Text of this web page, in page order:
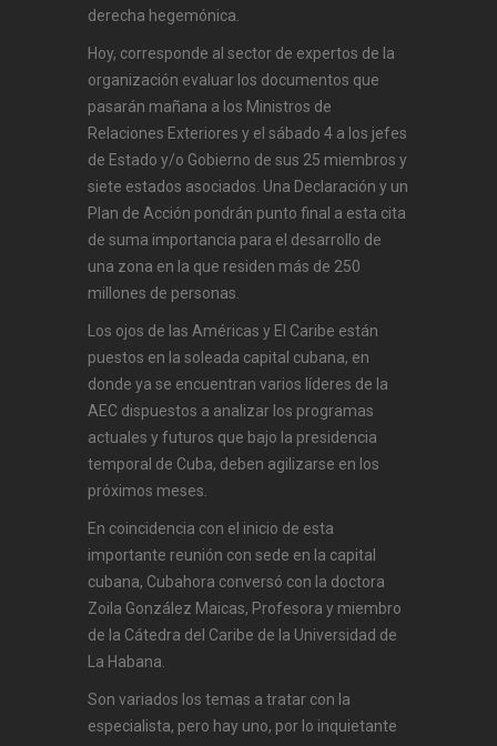
derecha hegemónica.
Hoy, corresponde al sector de expertos de la
organización evaluar los documentos que
pasarán mañana a los Ministros de
Relaciones Exteriores y el sábado 4 a los jefes
de Estado y/o Gobierno de sus 25 miembros y
siete estados asociados. Una Declaración y un
Plan de Acción pondrán punto final a esta cita
de suma importancia para el desarrollo de
una zona en la que residen más de 250
millones de personas.
Los ojos de las Américas y El Caribe están
puestos en la soleada capital cubana, en
donde ya se encuentran varios líderes de la
AEC dispuestos a analizar los programas
actuales y futuros que bajo la presidencia
temporal de Cuba, deben agilizarse en los
próximos meses.
En coincidencia con el inicio de esta
importante reunión con sede en la capital
cubana, Cubahora conversó con la doctora
Zoila González Maicas, Profesora y miembro
de la Cátedra del Caribe de la Universidad de
La Habana.
Son variados los temas a tratar con la
especialista, pero hay uno, por lo inquietante